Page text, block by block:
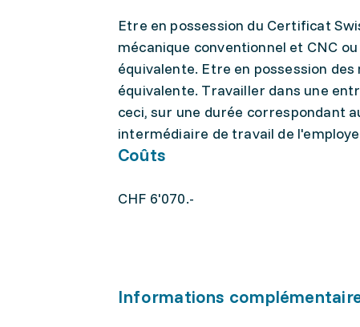
Etre en possession du Certificat
mécanique conventionnel et CNC
équivalente. Etre en possession
équivalente. Travailler dans une
ceci, sur une durée correspondant
intermédiaire de travail de
Coûts
CHF 6'070.-
Informations